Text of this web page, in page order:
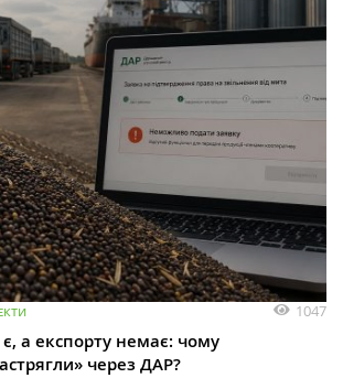
1047
є, а експорту немає: чому
через ДАР?